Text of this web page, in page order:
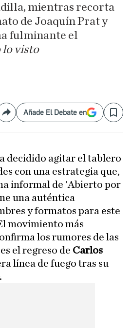
mientras recorta
de Joaquín Prat y
fulminante el
lo visto
CompartirAñade El Debate en Save
decidido agitar el tablero
con una estrategia que,
informal de 'Abierto por
una auténtica
y formatos para este
movimiento más
los rumores de las
el regreso de Carlos
línea de fuego tras su
.